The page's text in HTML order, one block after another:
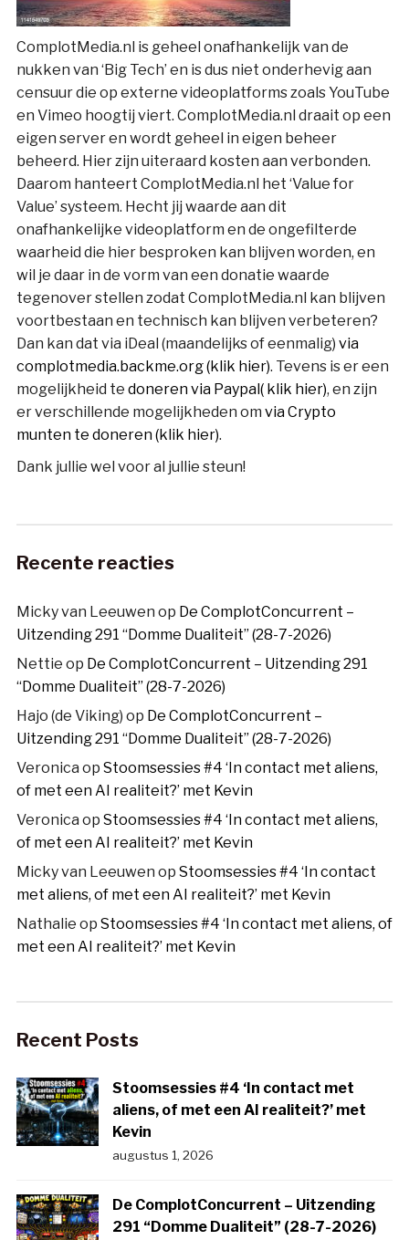
ComplotMedia.nl is geheel onafhankelijk van de
nukken van ‘Big Tech’ en is dus niet onderhevig aan
censuur die op externe videoplatforms zoals YouTube
en Vimeo hoogtij viert. ComplotMedia.nl draait op een
eigen server en wordt geheel in eigen beheer
beheerd. Hier zijn uiteraard kosten aan verbonden.
Daarom hanteert ComplotMedia.nl het ‘Value for
Value’ systeem. Hecht jij waarde aan dit
onafhankelijke videoplatform en de ongefilterde
waarheid die hier besproken kan blijven worden, en
wil je daar in de vorm van een donatie waarde
tegenover stellen zodat ComplotMedia.nl kan blijven
voortbestaan en technisch kan blijven verbeteren?
Dan kan dat via iDeal (maandelijks of eenmalig) via
complotmedia.backme.org (klik hier). Tevens is er een
mogelijkheid te doneren via Paypal( klik hier), en zijn
er verschillende mogelijkheden om via Crypto
munten te doneren (klik hier).
Dank jullie wel voor al jullie steun!
Recente reacties
Micky van Leeuwen op De ComplotConcurrent –
Uitzending 291 “Domme Dualiteit” (28-7-2026)
Nettie op De ComplotConcurrent – Uitzending 291
“Domme Dualiteit” (28-7-2026)
Hajo (de Viking) op De ComplotConcurrent –
Uitzending 291 “Domme Dualiteit” (28-7-2026)
Veronica op Stoomsessies #4 ‘In contact met aliens,
of met een AI realiteit?’ met Kevin
Veronica op Stoomsessies #4 ‘In contact met aliens,
of met een AI realiteit?’ met Kevin
Micky van Leeuwen op Stoomsessies #4 ‘In contact
met aliens, of met een AI realiteit?’ met Kevin
Nathalie op Stoomsessies #4 ‘In contact met aliens, of
met een AI realiteit?’ met Kevin
Recent Posts
Stoomsessies #4 ‘In contact met
aliens, of met een AI realiteit?’ met
Kevin
augustus 1, 2026
De ComplotConcurrent – Uitzending
291 “Domme Dualiteit” (28-7-2026)